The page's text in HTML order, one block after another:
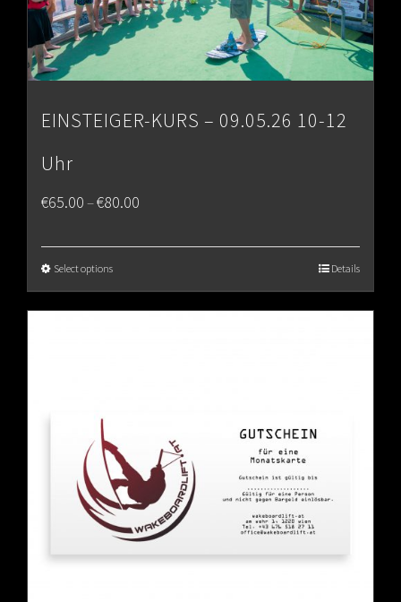
EINSTEIGER-KURS – 09.05.26 10-12
Uhr
€65.00–€80.00
Select options Details